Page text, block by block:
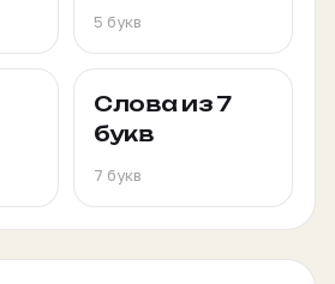
5 букв
Слова из 7
букв
7 букв